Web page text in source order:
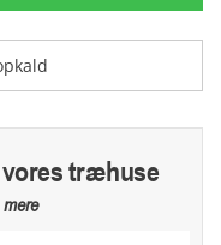
vores træhuse